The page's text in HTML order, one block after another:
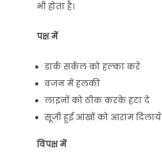
भी होता है।
पक्ष में
डार्क सर्कल को हल्का करे
वजन में हलकी
लाइनों को ठीक करके हटा दे
सूजी हुई आंखों को आराम दिलाये
विपक्ष में